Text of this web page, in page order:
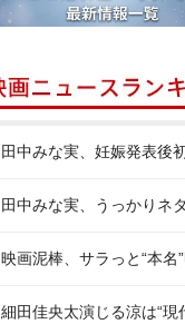
田中みな実、妊娠発表後
田中みな実、うっかりネ
映画泥棒、サラっと“本名
細田佳央太演じる涼は“現